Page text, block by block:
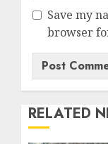
Save my
browser
RELATED